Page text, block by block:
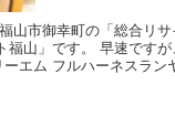
山市御幸町の「総合リ
福山」です。 早速です
エム フルハーネスラン